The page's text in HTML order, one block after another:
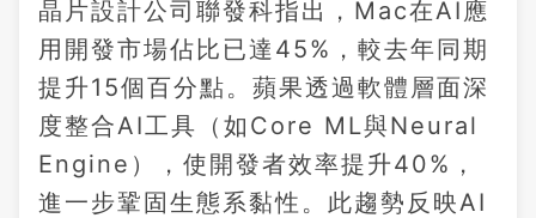
晶片設計公司聯發科指出，Mac在AI應
用開發市場佔比已達45%，較去年同期
提升15個百分點。蘋果透過軟體層面深
度整合AI工具（如Core ML與Neural
Engine），使開發者效率提升40%，
進一步鞏固生態系黏性。此趨勢反映AI